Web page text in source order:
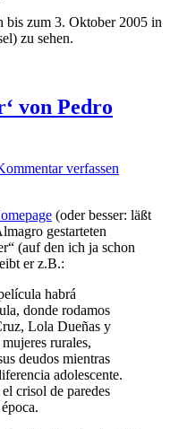
bis zum 3. Oktober 2005 in
zu sehen.
von Pedro
verfassen
(oder besser: läßt
gestarteten
(auf den ich ja schon
er z.B.:
habrá
donde rodamos
Lola Dueñas y
rurales,
deudos mientras
adolescente.
crisol de paredes